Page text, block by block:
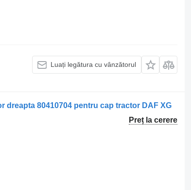
Luați legătura cu vânzătorul
dreapta 80410704 pentru cap tractor DAF XG
Preț la cerere